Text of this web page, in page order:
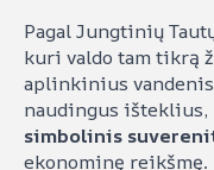
Pagal Jungtinių
kuri valdo tam tikrą
aplinkinius
naudingus išteklius,
simbolinis
ekonominę reikšmę.